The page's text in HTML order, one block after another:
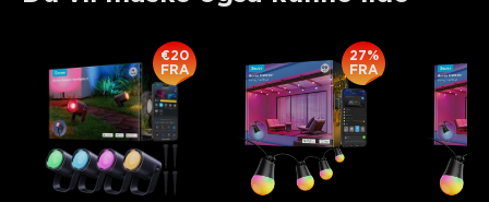
€20
FRA
27%
FRA